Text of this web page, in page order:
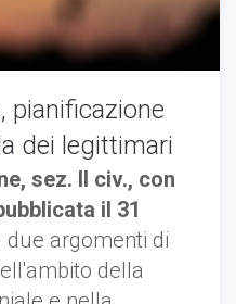
pianificazione
dei legittimari
sez. II civ., con
il 31
argomenti di
della